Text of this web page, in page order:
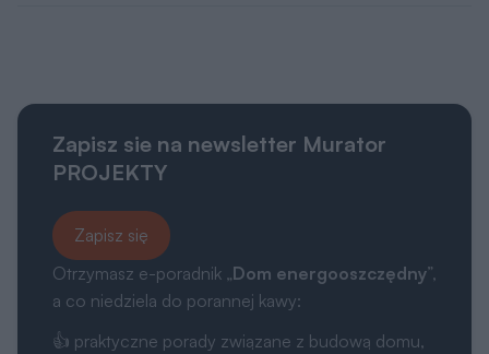
Zapisz sie na newsletter Murator
PROJEKTY
Zapisz się
Otrzymasz e-poradnik „Dom energooszczędny”,
a co niedziela do porannej kawy:
👍 praktyczne porady związane z budową domu,